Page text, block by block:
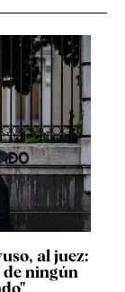
al juez:
de ningún